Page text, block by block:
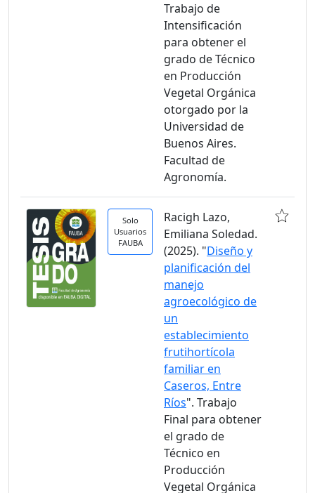
Trabajo de
Intensificación
para obtener el
grado de Técnico
en Producción
Vegetal Orgánica
otorgado por la
Universidad de
Buenos Aires.
Facultad de
Agronomía.
Solo
Usuarios
FAUBA
Racigh Lazo,
Emiliana Soledad.
(2025). "Diseño y
planificación del
manejo
agroecológico de
un
establecimiento
frutihortícola
familiar en
Caseros, Entre
Ríos". Trabajo
Final para obtener
el grado de
Técnico en
Producción
Vegetal Orgánica